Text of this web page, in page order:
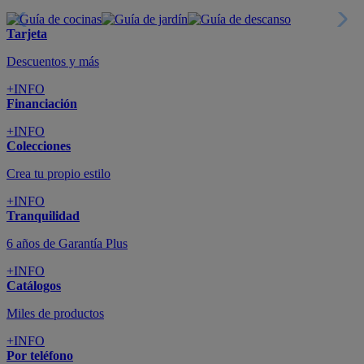
Tarjeta
Descuentos y más
+INFO
Financiación
+INFO
Colecciones
Crea tu propio estilo
+INFO
Tranquilidad
6 años de Garantía Plus
+INFO
Catálogos
Miles de productos
+INFO
Por teléfono